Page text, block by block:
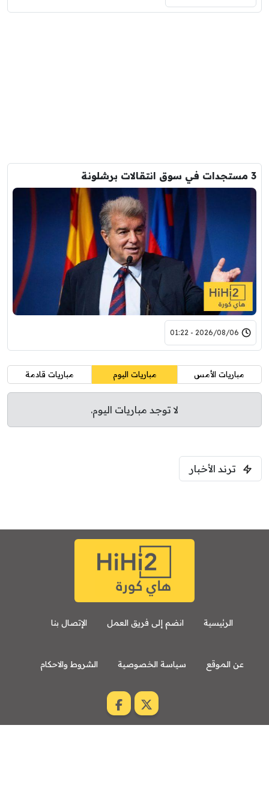
3 مستجدات في سوق انتقالات برشلونة
2026/08/06 - 01:22
مباريات الأمس مباريات اليوم مباريات قادمة
لا توجد مباريات اليوم.
ترند الأخبار
الرئيسية انضم إلى فريق العمل الإتصال بنا
عن الموقع سياسة الخصوصية الشروط والاحكام